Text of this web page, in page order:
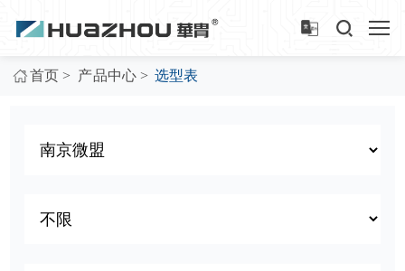
首页 > 产品中心 > 选型表